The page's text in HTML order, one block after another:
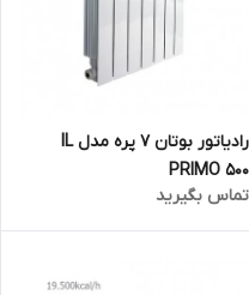
رادیاتور بوتان 7 پره مدل IL
PRIMO 500
تماس بگیرید